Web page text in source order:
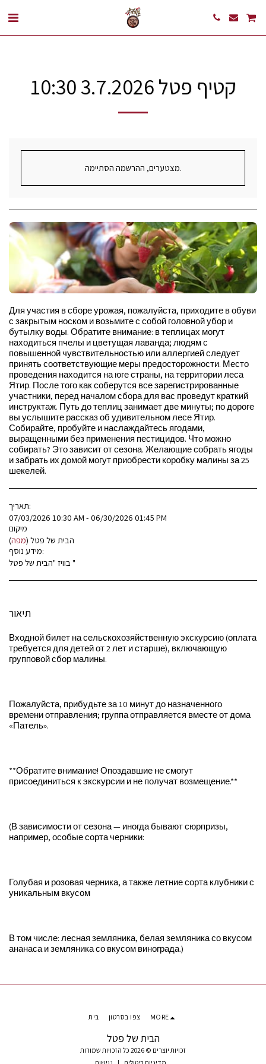
קטיף פטל 3.7.2026 10:30
מצטערים, ההרשמה הסתיימה.
Для участия в сборе урожая, пожалуйста, приходите в обуви
с закрытым носком и возьмите с собой головной убор и
бутылку воды. Обратите внимание: в теплицах могут
находиться пчелы и цветущая лаванда; людям с
повышенной чувствительностью или аллергией следует
принять соответствующие меры предосторожности. Место
проведения находится на юге страны, на территории леса
Ятир. После того как соберутся все зарегистрированные
участники, перед началом сбора для вас проведут краткий
инструктаж. Путь до теплиц занимает две минуты; по дороге
вы услышите рассказ об удивительном лесе Ятир.
Собирайте, пробуйте и наслаждайтесь ягодами,
выращенными без применения пестицидов. Что можно
собирать? Это зависит от сезона. Желающие собрать ягоды
и забрать их домой могут приобрести коробку малины за 25
шекелей.
תאריך:
07/03/2026 10:30 AM - 06/30/2026 01:45 PM
מיקום
הבית של פטל (מפה)
מידע נוסף:
בוויז "הבית של פטל "
תיאור
Входной билет на сельскохозяйственную экскурсию (оплата
требуется для детей от 2 лет и старше), включающую
групповой сбор малины.
Пожалуйста, прибудьте за 10 минут до назначенного
времени отправления; группа отправляется вместе от дома
«Патель».
**Обратите внимание! Опоздавшие не смогут
присоединиться к экскурсии и не получат возмещение.**
(В зависимости от сезона — иногда бывают сюрпризы,
например, особые сорта черники:
Голубая и розовая черника, а также летние сорта клубники с
уникальным вкусом
В том числе: лесная земляника, белая земляника со вкусом
ананаса и земляника со вкусом винограда.)
הבית של פטל
זכויות יוצרים © 2026 כל הזכויות שמורות
בית צפו בסרטון MORE